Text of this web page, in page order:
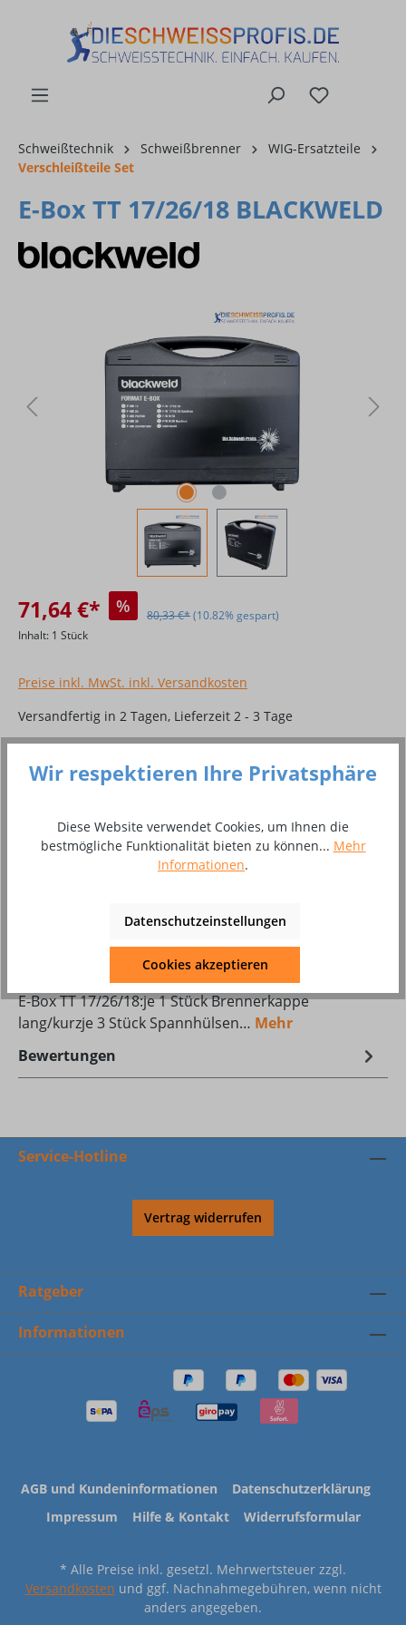
Schweißtechnik Schweißbrenner
WIG-Ersatzteile
Verschleißteile Set
E-Box TT 17/26/18 BLACKWELD
71,64 €* % 80,33 €*(10.82% gespart)
Inhalt: 1 Stück
Preise inkl. MwSt. inkl. Versandkosten
Versandfertig in 2 Tagen, Lieferzeit 2 - 3 Tage
Produkt Anzahl: Gib den gewünschten
In den Warenkorb
Zum Merkzettel hinzufügen
8002401
Beschreibung
Ersatz- und Verschleißteile-Box TT BLACKWELDInhalt
E-Box TT 17/26/18:je 1 Stück Brennerkappe
lang/kurzje 3 Stück Spannhülsen… Mehr
Bewertungen
Service-Hotline
Vertrag widerrufen
Ratgeber
Informationen
AGB und Kundeninformationen
Datenschutzerklärung
Impressum
Hilfe & Kontakt Widerrufsformular
* Alle Preise inkl. gesetzl. Mehrwertsteuer zzgl.
Versandkosten und ggf. Nachnahmegebühren, wenn nicht
anders angegeben.
Wir respektieren Ihre Privatsphäre
Diese Website verwendet Cookies, um Ihnen die
bestmögliche Funktionalität bieten zu können... Mehr
Informationen.
Datenschutzeinstellungen
Cookies akzeptieren